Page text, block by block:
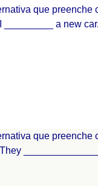
que preenche
_________ a new car.
que preenche